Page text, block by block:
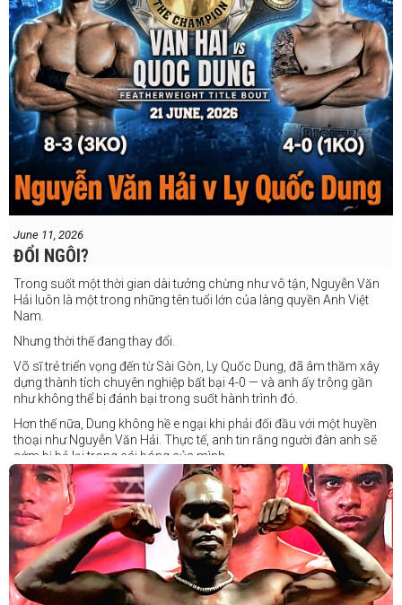
June 11, 2026
ĐỔI NGÔI?
Trong suốt một thời gian dài tưởng chừng như vô tận, Nguyễn Văn
Hải luôn là một trong những tên tuổi lớn của làng quyền Anh Việt
Nam.
Nhưng thời thế đang thay đổi.
Võ sĩ trẻ triển vọng đến từ Sài Gòn, Ly Quốc Dung, đã âm thầm xây
dựng thành tích chuyên nghiệp bất bại 4-0 — và anh ấy trông gần
như không thể bị đánh bại trong suốt hành trình đó.
Hơn thế nữa, Dung không hề e ngại khi phải đối đầu với một huyền
thoại như Nguyễn Văn Hải. Thực tế, anh tin rằng người đàn anh sẽ
sớm bị bỏ lại trong cái bóng của mình.
Dung nói rằng anh quá nhanh, quá khó nắm bắt, và đơn giản là quá
điển trai đối với “Hanoi Hitman”.
Và biết đâu anh ấy đúng.
Chúng ta sẽ có câu trả lời vào Chủ Nhật, ngày 21 tháng 6